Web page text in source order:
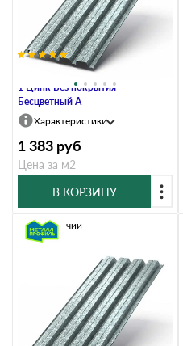
Профлист Металл Профиль Н60
1 Цинк Без покрытия
Бесцветный A
Характеристики
1 383 руб
Цена за м2
В КОРЗИНУ
В наличии